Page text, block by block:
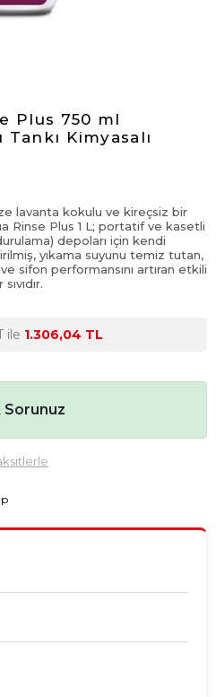
Plus 750 ml
Kimyasalı
lavanta kokulu ve kireçsiz bir
Rinse Plus 1 L; portatif ve kasetli
depoları için kendi
yıkama suyunu temiz tutan,
sifon performansını artıran etkili
sıvıdır.
ile 1.306,04 TL
Sorunuz